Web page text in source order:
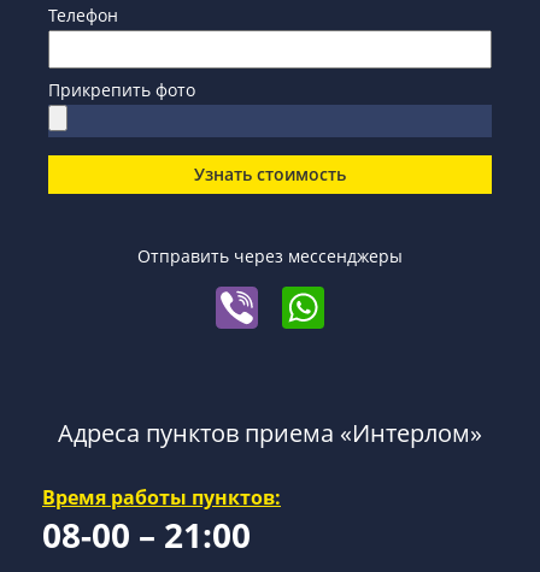
Телефон
Прикрепить фото
Узнать стоимость
Отправить через мессенджеры
Адреса пунктов приема «Интерлом»
Время работы пунктов:
08-00 – 21:00